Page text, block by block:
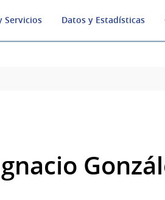
Servicios Datos y Estadísticas